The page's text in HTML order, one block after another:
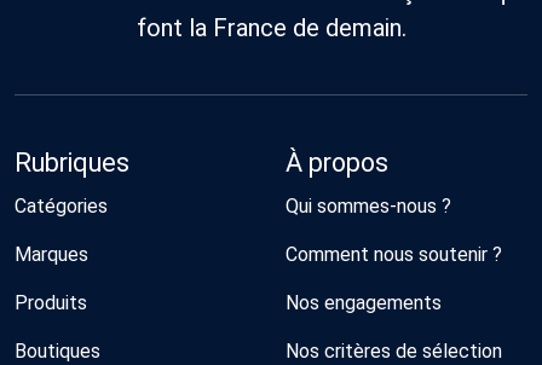
font la France de demain.
Rubriques
Catégories
Marques
Produits
Boutiques
À propos
Qui sommes-nous ?
Comment nous soutenir ?
Nos engagements
Nos critères de sélection